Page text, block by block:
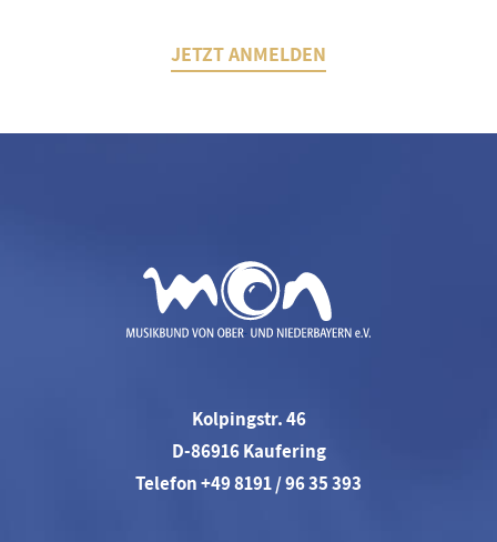
JETZT ANMELDEN
Kolpingstr. 46
D-86916 Kaufering
Telefon +49 8191 / 96 35 393